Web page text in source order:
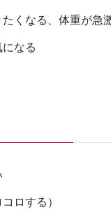
くなる、体重が急
なる
ロする）